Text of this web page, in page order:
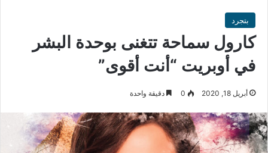
بتجرد
كارول سماحة تتغنى بوحدة البشر
في أوبريت “أنت أقوى”
أبريل 18, 2020 0 دقيقة واحدة